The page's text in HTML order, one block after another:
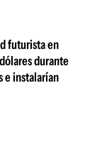
futurista en
durante
e instalarían